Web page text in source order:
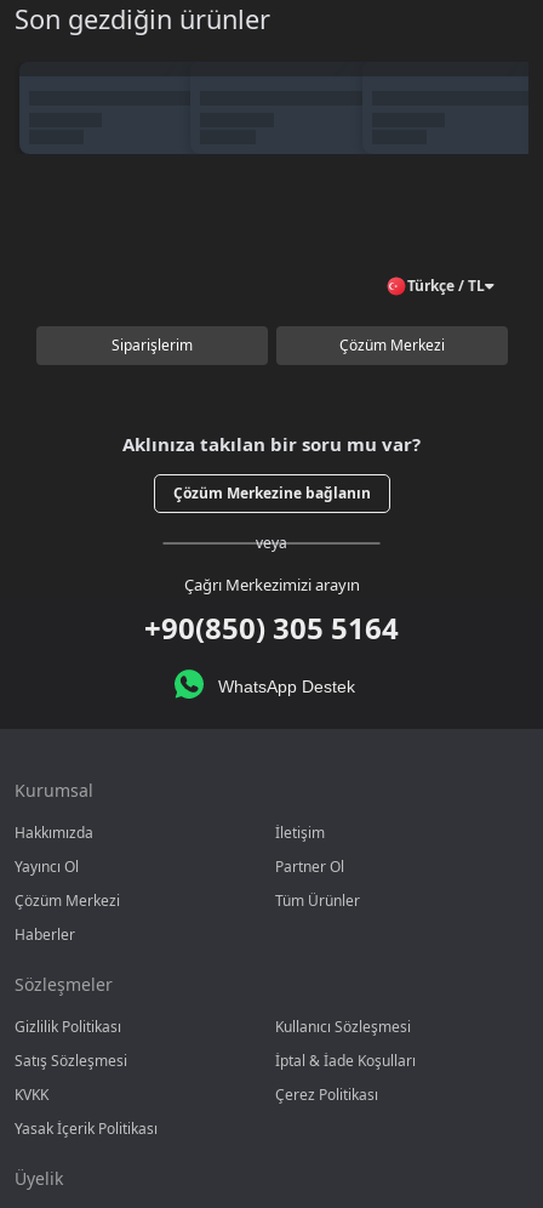
Son gezdiğin ürünler
Türkçe / TL
Siparişlerim Çözüm Merkezi
Aklınıza takılan bir soru mu var?
Çözüm Merkezine bağlanın
veya
Çağrı Merkezimizi arayın
+90(850) 305 5164
WhatsApp Destek
Kurumsal
Hakkımızda
İletişim
Yayıncı Ol
Partner Ol
Çözüm Merkezi
Tüm Ürünler
Haberler
Sözleşmeler
Gizlilik Politikası
Kullanıcı Sözleşmesi
Satış Sözleşmesi
İptal & İade Koşulları
KVKK
Çerez Politikası
Yasak İçerik Politikası
Üyelik